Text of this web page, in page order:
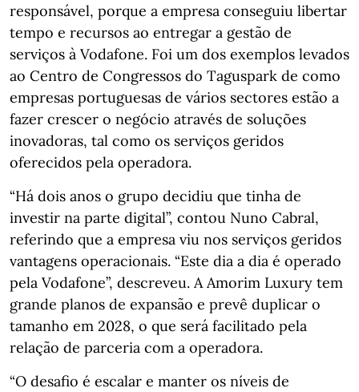
responsável, porque a empresa conseguiu libertar
tempo e recursos ao entregar a gestão de
serviços à Vodafone. Foi um dos exemplos levados
ao Centro de Congressos do Taguspark de como
empresas portuguesas de vários sectores estão a
fazer crescer o negócio através de soluções
inovadoras, tal como os serviços geridos
oferecidos pela operadora.
“Há dois anos o grupo decidiu que tinha de
investir na parte digital”, contou Nuno Cabral,
referindo que a empresa viu nos serviços geridos
vantagens operacionais. “Este dia a dia é operado
pela Vodafone”, descreveu. A Amorim Luxury tem
grande planos de expansão e prevê duplicar o
tamanho em 2028, o que será facilitado pela
relação de parceria com a operadora.
“O desafio é escalar e manter os níveis de